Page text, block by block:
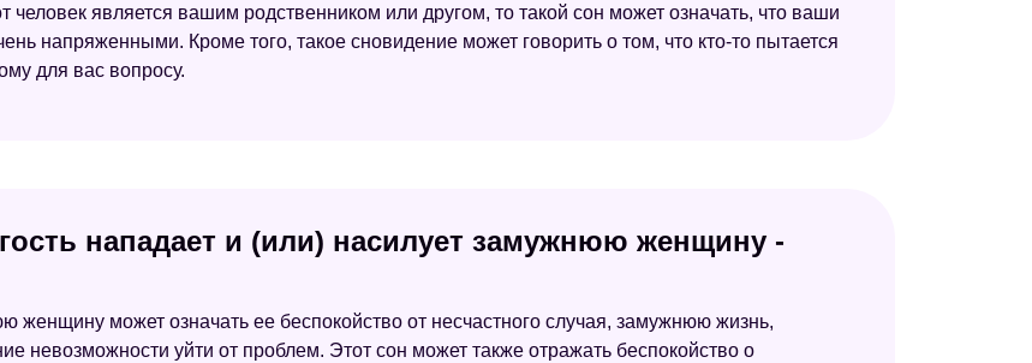
человек является вашим родственником или другом, то такой сон может означать, что ваши
напряженными. Кроме того, такое сновидение может говорить о том, что кто-то пытается
для вас вопросу.
нападает и (или) насилует замужнюю женщину -
женщину может означать ее беспокойство от несчастного случая, замужнюю жизнь,
невозможности уйти от проблем. Этот сон может также отражать беспокойство о